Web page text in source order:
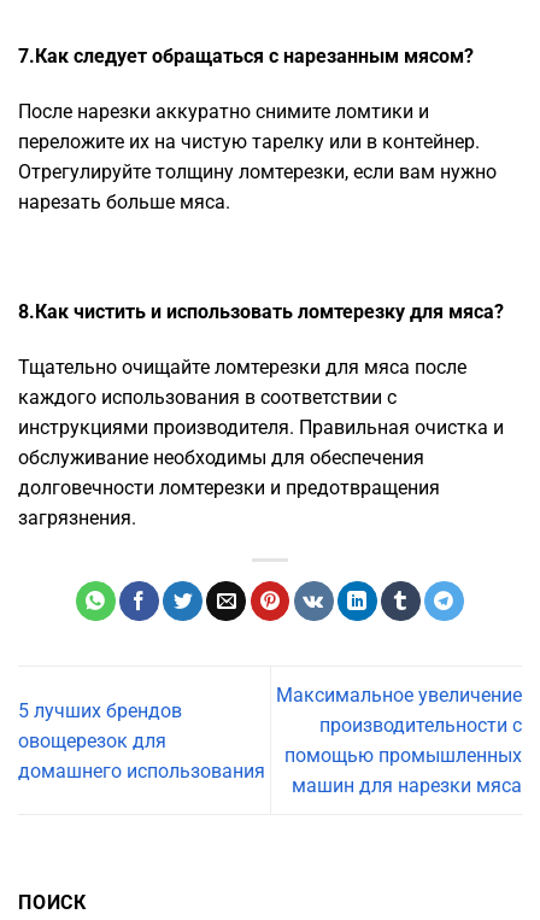
7.Как следует обращаться с нарезанным мясом?
После нарезки аккуратно снимите ломтики и
переложите их на чистую тарелку или в контейнер.
Отрегулируйте толщину ломтерезки, если вам нужно
нарезать больше мяса.
8.Как чистить и использовать ломтерезку для мяса?
Тщательно очищайте ломтерезки для мяса после
каждого использования в соответствии с
инструкциями производителя. Правильная очистка и
обслуживание необходимы для обеспечения
долговечности ломтерезки и предотвращения
загрязнения.
5 лучших брендов
овощерезок для
домашнего использования
Максимальное увеличение
производительности с
помощью промышленных
машин для нарезки мяса
ПОИСК